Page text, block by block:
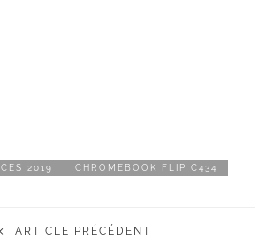
CES 2019 CHROMEBOOK FLIP C434
ARTICLE PRÉCÉDENT